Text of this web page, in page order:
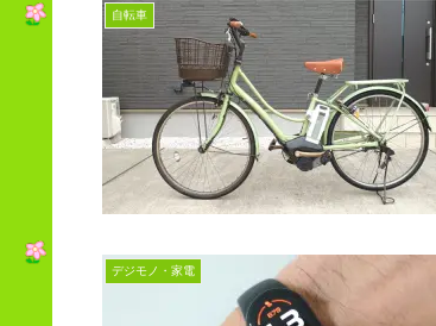
自転車
デジモノ・家電